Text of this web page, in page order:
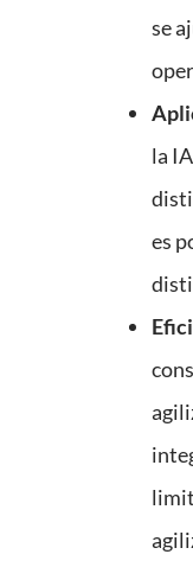
se
la
es